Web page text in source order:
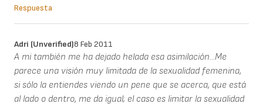
Respuesta
Adri (unverified)8 Feb 2011
A mi también me ha dejado helada esa asimilación...Me
parece una visión muy limitada de la sexualidad femenina,
si sólo la entiendes viendo un pene que se acerca, que está
al lado o dentro, me da igual; el caso es limitar la sexualidad